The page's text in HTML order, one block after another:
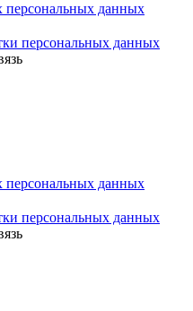
персональных данных
персональных данных
персональных данных
персональных данных